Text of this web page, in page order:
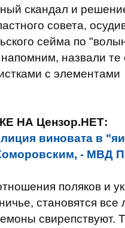
скандал и
совета,
сейма по
назвали те
с элементами
НА Цензор.НЕТ:
виновата в
- МВД
поляков и
cтановятся все
свирепствуют.